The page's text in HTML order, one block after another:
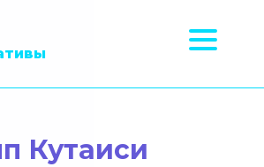
Кутаиси